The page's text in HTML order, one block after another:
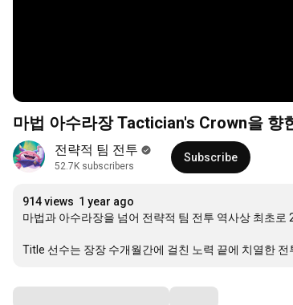
마법 아수라장 Tactician's Crown을 향
전략적 팀 전투
52.7K subscribers
Subscribe
914 views 1 year ago
마법과 아수라장을 넘어 전략적 팀 전투 역사상 최초
Title 선수는 장장 수개월간에 걸친 노력 끝에 치열한